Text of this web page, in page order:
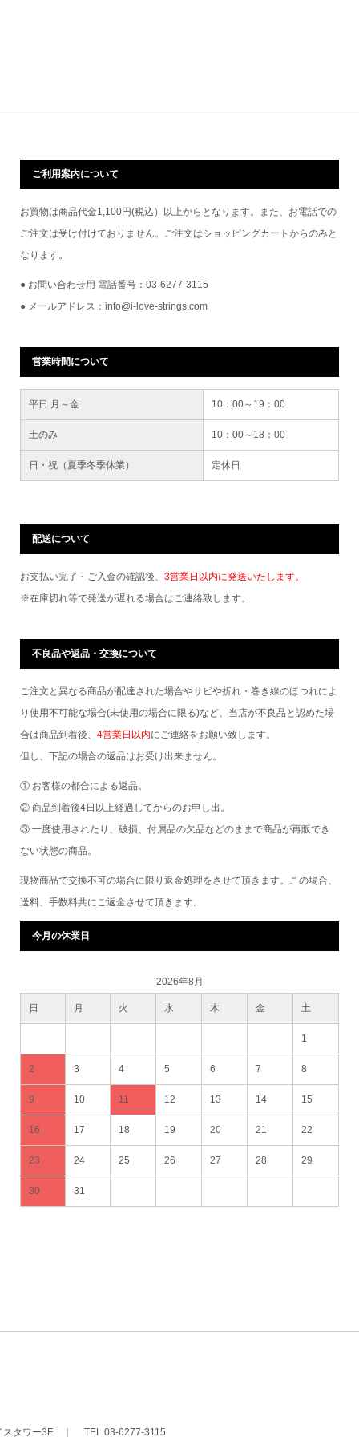
ご利用案内について
お買物は商品代金1,100円(税込）以上からとなります。また、お電話での
ご注文は受け付けておりません。ご注文はショッピングカートからのみと
なります。
● お問い合わせ用 電話番号：03-6277-3115
● メールアドレス：info@i-love-strings.com
営業時間について
平日 月～金 10：00～19：00
土のみ 10：00～18：00
日・祝（夏季冬季休業） 定休日
配送について
お支払い完了・ご入金の確認後、 3営業日以内に発送いたします。
※在庫切れ等で発送が遅れる場合はご連絡致します。
不良品や返品・交換について
ご注文と異なる商品が配達された場合やサビや折れ・巻き線のほつれによ
り使用不可能な場合(未使用の場合に限る)など、当店が不良品と認めた場
合は商品到着後、 4営業日以内にご連絡をお願い致します。
但し、下記の場合の返品はお受け出来ません。
① お客様の都合による返品。
② 商品到着後4日以上経過してからのお申し出。
③ 一度使用されたり、破損、付属品の欠品などのままで商品が再販でき
ない状態の商品。
現物商品で交換不可の場合に限り返金処理をさせて頂きます。この場合、
送料、手数料共にご返金させて頂きます。
今月の休業日
2026年8月
日 月 火 水 木 金 土
1
2 3 4 5 6 7 8
9 10 11 12 13 14 15
16 17 18 19 20 21 22
23 24 25 26 27 28 29
30 31
タワー3F｜ TEL 03-6277-3115